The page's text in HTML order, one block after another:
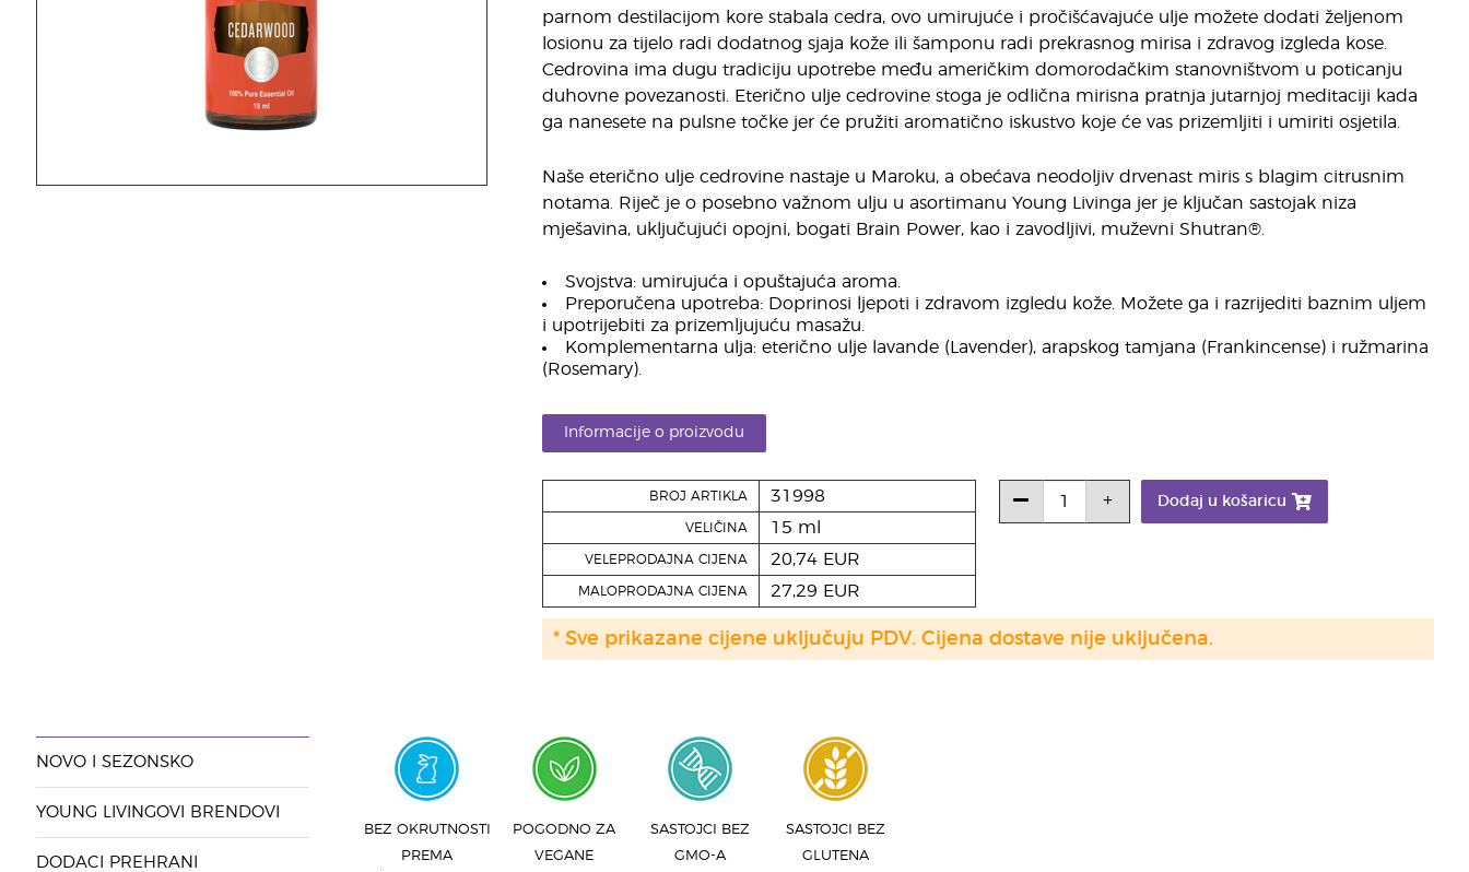
parnom destilacijom kore stabala cedra, ovo umirujuće i pročišćavajuće ulje možete dodati željenom
losionu za tijelo radi dodatnog sjaja kože ili šamponu radi prekrasnog mirisa i zdravog izgleda kose.
Cedrovina ima dugu tradiciju upotrebe među američkim domorodačkim stanovništvom u poticanju
duhovne povezanosti. Eterično ulje cedrovine stoga je odlična mirisna pratnja jutarnjoj meditaciji kada
ga nanesete na pulsne točke jer će pružiti aromatično iskustvo koje će vas prizemljiti i umiriti osjetila.
Naše eterično ulje cedrovine nastaje u Maroku, a obećava neodoljiv drvenast miris s blagim citrusnim
notama. Riječ je o posebno važnom ulju u asortimanu Young Livinga jer je ključan sastojak niza
mješavina, uključujući opojni, bogati Brain Power, kao i zavodljivi, muževni Shutran®.
Svojstva: umirujuća i opuštajuća aroma.
Preporučena upotreba: Doprinosi ljepoti i zdravom izgledu kože. Možete ga i razrijediti baznim uljem
i upotrijebiti za prizemljujuću masažu.
Komplementarna ulja: eterično ulje lavande (Lavender), arapskog tamjana (Frankincense) i ružmarina
(Rosemary).
Informacije o proizvodu
BROJ ARTIKLA 31998
VELIČINA 15 ml
VELEPRODAJNA CIJENA 20,74 EUR
MALOPRODAJNA CIJENA 27,29 EUR
Dodaj u košaricu
* Sve prikazane cijene uključuju PDV. Cijena dostave nije uključena.
NOVO I SEZONSKO
YOUNG LIVINGOVI BRENDOVI
DODACI PREHRANI
BEZ OKRUTNOSTI
PREMA
POGODNO ZA
VEGANE
SASTOJCI BEZ
GMO-A
SASTOJCI BEZ
GLUTENA